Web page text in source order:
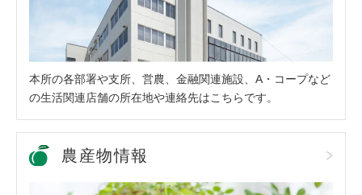
本所の各部署や支所、営農、金融関連施設、A・コープなど
の生活関連店舗の所在地や連絡先はこちらです。
農産物情報